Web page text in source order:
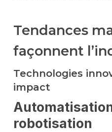
Tendances
façonnent
Technologies
impact
robotisation